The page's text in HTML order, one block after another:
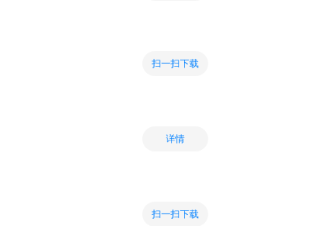
扫一扫下载
详情
扫一扫下载